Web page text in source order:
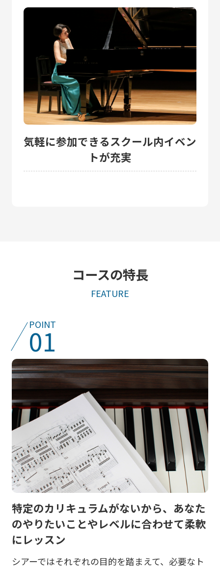
気軽に参加できるスクール内イベン
トが充実
コースの特長
FEATURE
POINT
01
特定のカリキュラムがないから、 あなた
のやりたいことやレベルに合わせて柔軟
にレッスン
シアーではそれぞれの目的を踏まえて、必要なト